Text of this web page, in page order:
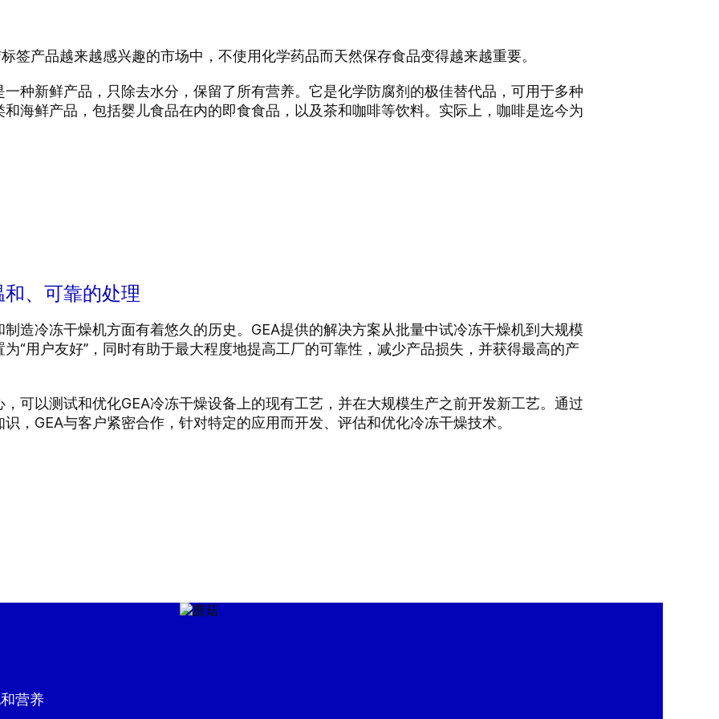
签产品越来越感兴趣的市场中，不使用化学药品而天然保存食品变得越来越重要。
种新鲜产品，只除去水分，保留了所有营养。它是化学防腐剂的极佳替代品，可用于多种
海鲜产品，包括婴儿食品在内的即食食品，以及茶和咖啡等饮料。实际上，咖啡是迄今为
、可靠的处理
造冷冻干燥机方面有着悠久的历史。GEA提供的解决方案从批量中试冷冻干燥机到大规模
“用户友好”，同时有助于最大程度地提高工厂的可靠性，减少产品损失，并获得最高的产
可以测试和优化GEA冷冻干燥设备上的现有工艺，并在大规模生产之前开发新工艺。通过
，GEA与客户紧密合作，针对特定的应用而开发、评估和优化冷冻干燥技术。
营养